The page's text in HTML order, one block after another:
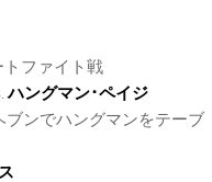
トファイト戦
ハングマン･ペイジ
ンでハングマンをテーブ